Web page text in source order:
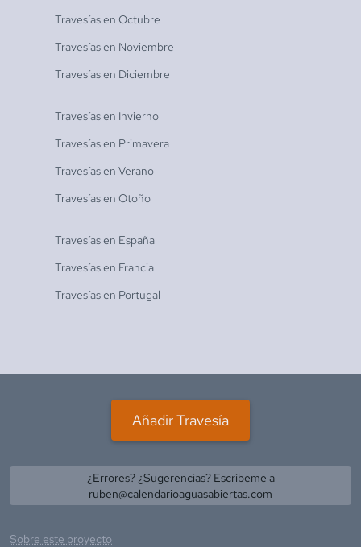
Travesías en Octubre
Travesías en Noviembre
Travesías en Diciembre
Travesías en Invierno
Travesías en Primavera
Travesías en Verano
Travesías en Otoño
Travesías en España
Travesías en Francia
Travesías en Portugal
Añadir Travesía
¿Errores? ¿Sugerencias? Escríbeme a
ruben@calendarioaguasabiertas.com
Sobre este proyecto